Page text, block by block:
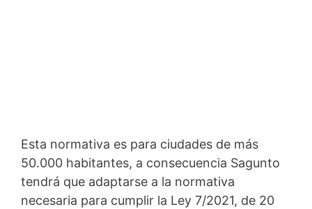
Esta normativa es para ciudades de más
50.000 habitantes, a consecuencia Sagunto
tendrá que adaptarse a la normativa
necesaria para cumplir la Ley 7/2021, de 20